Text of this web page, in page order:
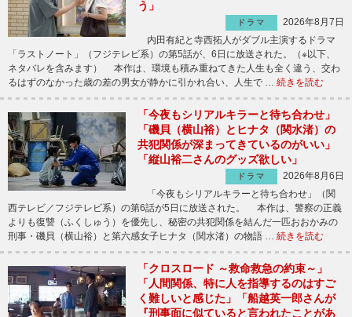
う」
ドラマ
2026年8月7日
内田有紀と寺西拓人がダブル主演するドラマ
「ラストノート」（フジテレビ系）の第5話が、6日に放送された。（※以下、
ネタバレを含みます） 本作は、環境も積み重ねてきた人生も全く違う、交わ
るはずのなかった歳の差の男女が静かに引かれ合い、人生で … 続きを読む
「今夜もシリアルキラーと待ち合わせ」
「磯貝（横山裕）とヒナタ（関水渚）の
共犯関係が深まってきているのがいい」
「縦山裕二さんのグッズ欲しい」
ドラマ
2026年8月6日
「今夜もシリアルキラーと待ち合わせ」（関
西テレビ／フジテレビ系）の第6話が5日に放送された。 本作は、警察の正義
よりも復讐（ふくしゅう）を優先し、秘密の共犯関係を結んだ一匹おおかみの
刑事・磯貝（横山裕）と第六感女子ヒナタ（関水渚）の物語 … 続きを読む
「クロスロード ～救命救急の約束～」
「人間関係、特に人を指導するのはすご
く難しいと感じた」「船越英一郎さんが
『刑事面に似ていると言われたことがあ